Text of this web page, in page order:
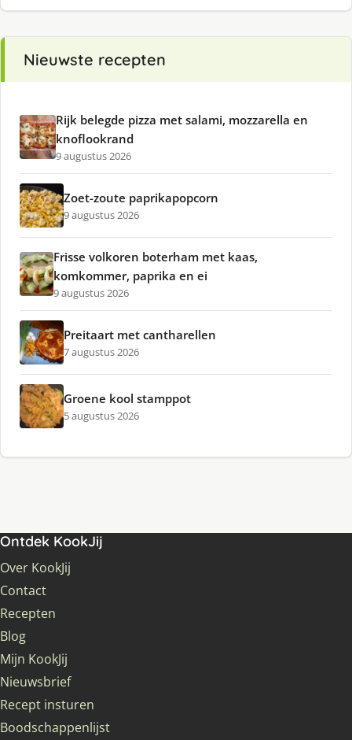
Nieuwste recepten
Rijk belegde pizza met salami, mozzarella en
knoflookrand
9 augustus 2026
Zoet-zoute paprikapopcorn
9 augustus 2026
Frisse volkoren boterham met kaas,
komkommer, paprika en ei
9 augustus 2026
Preitaart met cantharellen
7 augustus 2026
Groene kool stamppot
5 augustus 2026
Ontdek KookJij
Over KookJij
Contact
Recepten
Blog
Mijn KookJij
Nieuwsbrief
Recept insturen
Boodschappenlijst